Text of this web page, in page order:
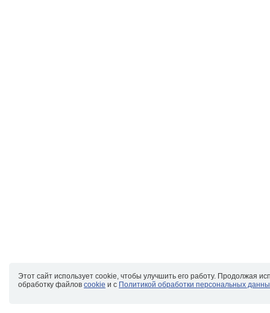
Этот сайт использует cookie, чтобы улучшить его работу. Продолжая
обработку файлов cookie и с Политикой обработки персональных